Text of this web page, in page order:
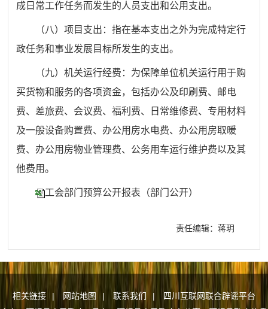
成日常工作任务而发生的人员支出和公用支出。
（八）项目支出：指在基本支出之外为完成特定行
政任务和事业发展目标所发生的支出。
（九）机关运行经费：为保障单位机关运行用于购
买货物和服务的各项资金，包括办公及印刷费、邮电
费、差旅费、会议费、福利费、日常维修费、专用材料
及一般设备购置费、办公用房水电费、办公用房取暖
费、办公用房物业管理费、公务用车运行维护费以及其
他费用。
工会部门预算公开报表（部门公开）
责任编辑：蒋玥
相关链接 | 网站地图 | 联系我们 |
四川互联网联合辟谣平台